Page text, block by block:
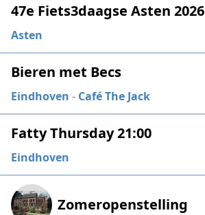
47e Fiets3daagse Asten 2026
Asten
Bieren met Becs
Eindhoven - Café The Jack
Fatty Thursday 21:00
Eindhoven
Zomeropenstelling